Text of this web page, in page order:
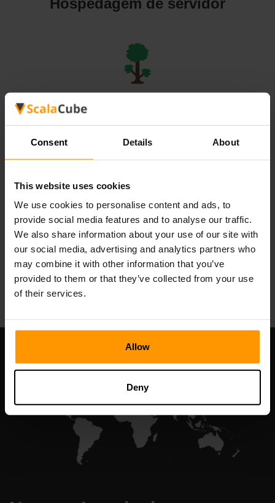
Consent Details About
This website uses cookies
We use cookies to personalise content and ads, to
provide social media features and to analyse our traffic.
We also share information about your use of our site with
our social media, advertising and analytics partners who
may combine it with other information that you’ve
provided to them or that they’ve collected from your use
of their services.
Allow
Deny
Hospedagem de servidor
Hospedagem de servidor
Valheim
Hospedagem de servidor
All Games